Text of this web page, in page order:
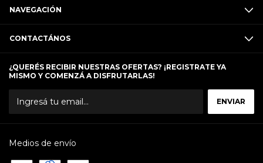
NAVEGACIÓN
CONTACTÁNOS
¿QUERÉS RECIBIR NUESTRAS OFERTAS? ¡REGISTRATE YA
MISMO Y COMENZÁ A DISFRUTARLAS!
Medios de envío